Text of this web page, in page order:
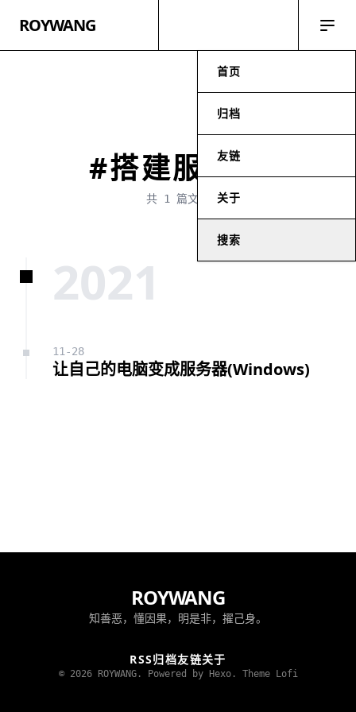
ROYWANG
首页
归档
友链
关于
搜索
#搭建服务器
共 1 篇文章
2021
11-28
让自己的电脑变成服务器(Windows)
ROYWANG
知善恶，懂因果，明是非，擢己身。
RSS归档友链关于
© 2026 ROYWANG. Powered by Hexo. Theme Lofi